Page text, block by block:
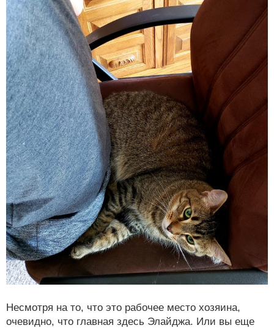
Несмотря на то, что это рабочее место хозяина,
очевидно, что главная здесь Элайджа. Или вы еще